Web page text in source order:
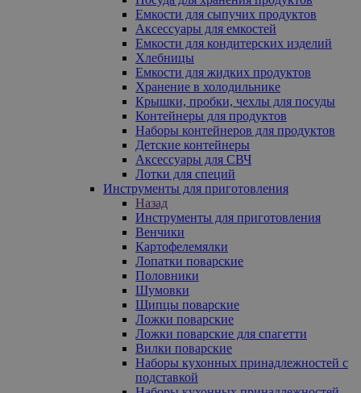
Емкости для сыпучих продуктов
Аксессуары для емкостей
Емкости для кондитерских изделий
Хлебницы
Емкости для жидких продуктов
Хранение в холодильнике
Крышки, пробки, чехлы для посуды
Контейнеры для продуктов
Наборы контейнеров для продуктов
Детские контейнеры
Аксессуары для СВЧ
Лотки для специй
Инструменты для приготовления
Назад
Инструменты для приготовления
Венчики
Картофелемялки
Лопатки поварские
Половники
Шумовки
Щипцы поварские
Ложки поварские
Ложки поварские для спагетти
Вилки поварские
Наборы кухонных принадлежностей с
подставкой